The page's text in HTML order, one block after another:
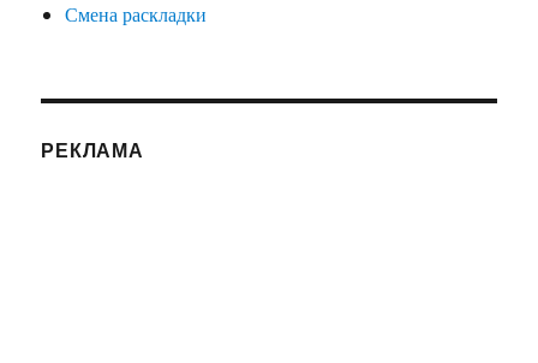
Смена раскладки
РЕКЛАМА